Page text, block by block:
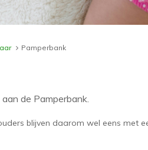
Pamperbank
de Pamperbank.
blijven daarom wel eens met